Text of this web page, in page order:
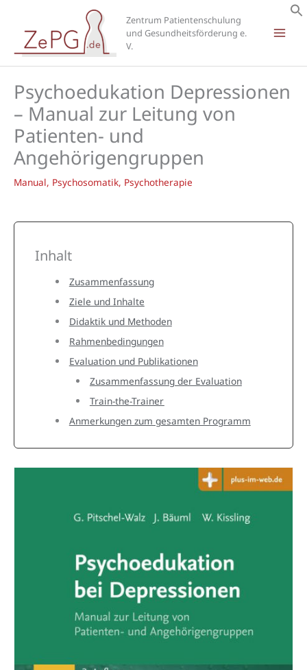
springen
Zentrum Patientenschulung
und Gesundheitsförderung e.
V.
Psychoedukation Depressionen
– Manual zur Leitung von
Patienten- und
Angehörigengruppen
Manual, Psychosomatik, Psychotherapie
Inhalt
Zusammenfassung
Ziele und Inhalte
Didaktik und Methoden
Rahmenbedingungen
Evaluation und Publikationen
Zusammenfassung der Evaluation
Train-the-Trainer
Anmerkungen zum gesamten Programm